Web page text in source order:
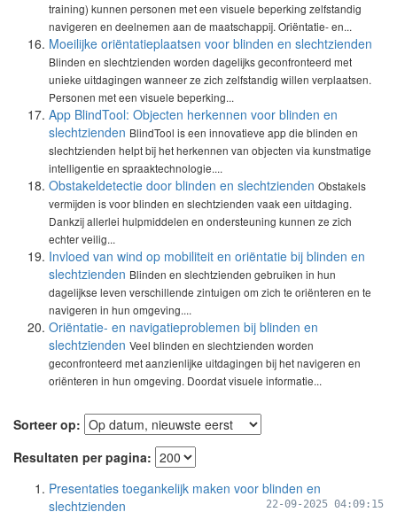
training) kunnen personen met een visuele beperking zelfstandig
navigeren en deelnemen aan de maatschappij. Oriëntatie- en...
Moeilijke oriëntatieplaatsen voor blinden en slechtzienden
Blinden en slechtzienden worden dagelijks geconfronteerd met
unieke uitdagingen wanneer ze zich zelfstandig willen verplaatsen.
Personen met een visuele beperking...
App BlindTool: Objecten herkennen voor blinden en
slechtzienden BlindTool is een innovatieve app die blinden en
slechtzienden helpt bij het herkennen van objecten via kunstmatige
intelligentie en spraaktechnologie....
Obstakeldetectie door blinden en slechtzienden Obstakels
vermijden is voor blinden en slechtzienden vaak een uitdaging.
Dankzij allerlei hulpmiddelen en ondersteuning kunnen ze zich
echter veilig...
Invloed van wind op mobiliteit en oriëntatie bij blinden en
slechtzienden Blinden en slechtzienden gebruiken in hun
dagelijkse leven verschillende zintuigen om zich te oriënteren en te
navigeren in hun omgeving....
Oriëntatie- en navigatieproblemen bij blinden en
slechtzienden Veel blinden en slechtzienden worden
geconfronteerd met aanzienlijke uitdagingen bij het navigeren en
oriënteren in hun omgeving. Doordat visuele informatie...
Sorteer op:
Resultaten per pagina:
Presentaties toegankelijk maken voor blinden en
slechtzienden
22-09-2025 04:09:15